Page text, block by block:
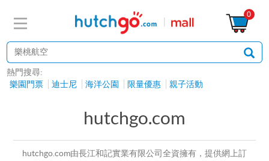
0
熱門搜尋:
樂園門票
迪士尼 海洋公園 限量優惠 親子活動
hutchgo.com
hutchgo.com由長江和記實業有限公司全資擁有，提供網上訂